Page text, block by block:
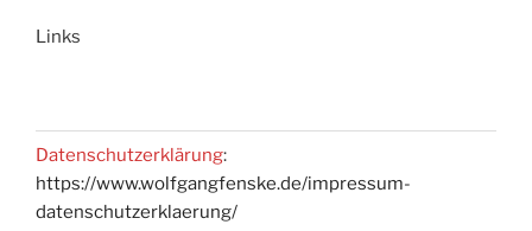
Links
Datenschutzerklärung:
https://www.wolfgangfenske.de/impressum-
datenschutzerklaerung/